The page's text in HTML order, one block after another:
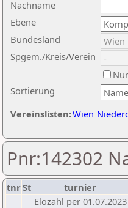
Nachname
Ebene
Sortierung
Bundesland
Spgem./Kreis/Verein
Vereinslisten:Wien
Pnr:142302
tnrSt turnier
Elozahl per 01.07.2023